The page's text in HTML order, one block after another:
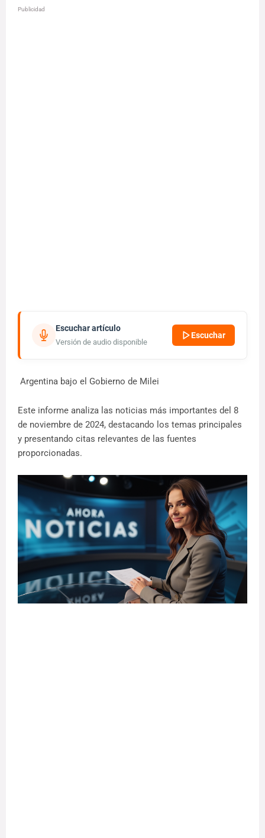
Publicidad
Escuchar artículo
Versión de audio disponible
Escuchar
Argentina bajo el Gobierno de Milei
Este informe analiza las noticias más importantes del 8
de noviembre de 2024, destacando los temas principales
y presentando citas relevantes de las fuentes
proporcionadas.